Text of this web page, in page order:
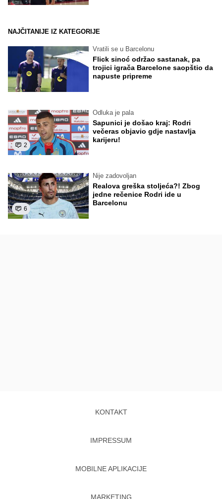
NAJČITANIJE IZ KATEGORIJE
Vratili se u Barcelonu
Flick sinoć održao sastanak, pa
trojici igrača Barcelone saopštio da
napuste pripreme
2
Odluka je pala
Sapunici je došao kraj: Rodri
večeras objavio gdje nastavlja
karijeru!
6
Nije zadovoljan
Realova greška stoljeća?! Zbog
jedne rečenice Rodri ide u
Barcelonu
KONTAKT
IMPRESSUM
MOBILNE APLIKACIJE
MARKETING